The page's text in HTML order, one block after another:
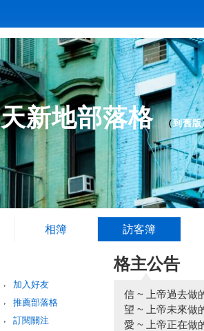
新地部落格（到舊版
相簿 訪客簿
格主公告
信 ~ 上帝過去做
望 ~ 上帝未來做
愛 ~ 上帝正在做
加入好友
推薦部落格
訂閱關注